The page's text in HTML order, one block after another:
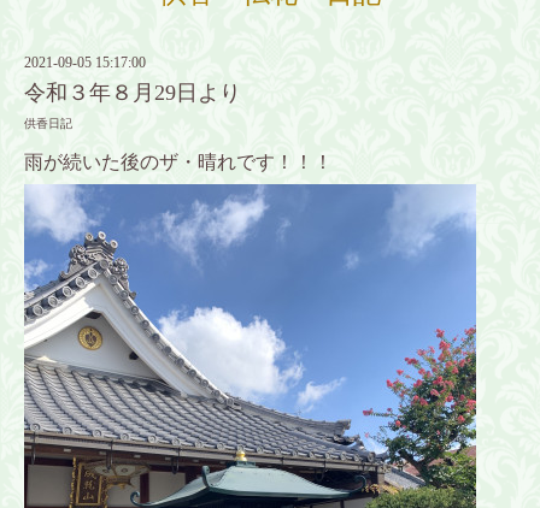
2021-09-05 15:17:00
令和３年８月29日より
供香日記
雨が続いた後のザ・晴れです！！！